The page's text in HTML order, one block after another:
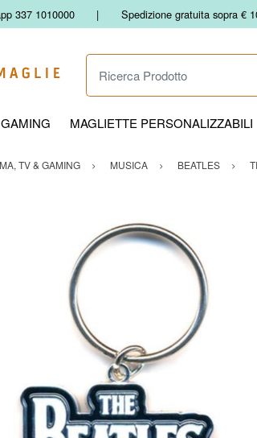
337 1010000 Spedizione gratuita sopra €
Ricerca Prodotto
MAGLIETTE PERSONALIZZABILI
TV & GAMING MUSICA BEATLES